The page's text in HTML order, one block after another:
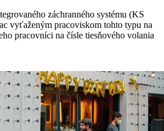
záchranného systému (KS
vyťaženým pracoviskom tohto typu na
pracovníci na čísle tiesňového volania